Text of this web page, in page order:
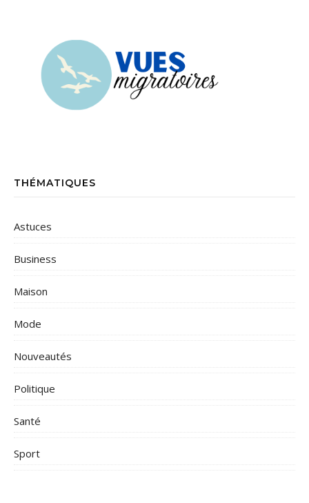
THÉMATIQUES
Astuces
Business
Maison
Mode
Nouveautés
Politique
Santé
Sport